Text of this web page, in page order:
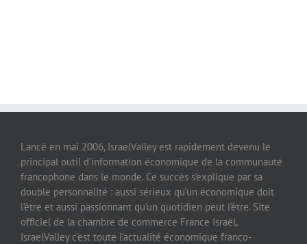
Lancé en mai 2006, IsraelValley est rapidement devenu le
principal outil d’information économique de la communauté
francophone dans le monde. Ce succès s’explique par sa
double personnalité : aussi sérieux qu’un économique doit
l’être et aussi passionnant qu’un quotidien peut l’être. Site
officiel de la chambre de commerce France Israël,
IsraelValley c’est toute l’actualité économique franco-